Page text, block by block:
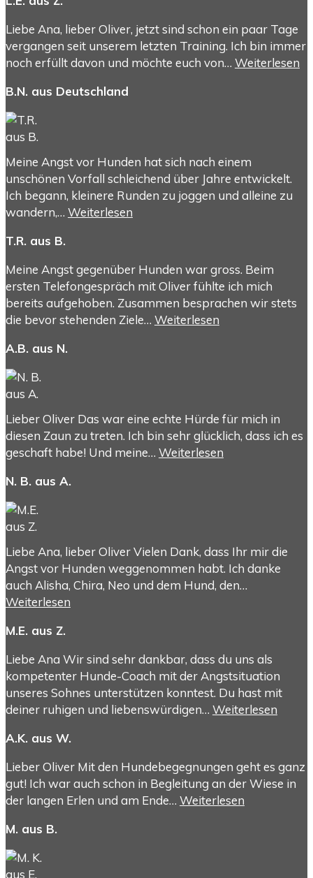
Liebe Ana, lieber Oliver, jetzt sind schon ein paar Tage
vergangen seit unserem letzten Training. Ich bin immer
noch erfüllt davon und möchte euch von… Weiterlesen
B.N. aus Deutschland
Meine Angst vor Hunden hat sich nach einem
unschönen Vorfall schleichend über Jahre entwickelt.
Ich begann, kleinere Runden zu joggen und alleine zu
wandern,… Weiterlesen
T.R. aus B.
Meine Angst gegenüber Hunden war gross. Beim
ersten Telefongespräch mit Oliver fühlte ich mich
bereits aufgehoben. Zusammen besprachen wir stets
die bevor stehenden Ziele… Weiterlesen
A.B. aus N.
Lieber Oliver Das war eine echte Hürde für mich in
diesen Zaun zu treten. Ich bin sehr glücklich, dass ich es
geschaft habe! Und meine… Weiterlesen
N. B. aus A.
Liebe Ana, lieber Oliver Vielen Dank, dass Ihr mir die
Angst vor Hunden weggenommen habt. Ich danke
auch Alisha, Chira, Neo und dem Hund, den…
Weiterlesen
M.E. aus Z.
Liebe Ana Wir sind sehr dankbar, dass du uns als
kompetenter Hunde-Coach mit der Angstsituation
unseres Sohnes unterstützen konntest. Du hast mit
deiner ruhigen und liebenswürdigen… Weiterlesen
A.K. aus W.
Lieber Oliver Mit den Hundebegegnungen geht es ganz
gut! Ich war auch schon in Begleitung an der Wiese in
der langen Erlen und am Ende… Weiterlesen
M. aus B.